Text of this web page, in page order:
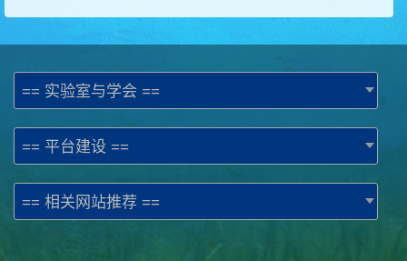
== 实验室与学会 ==
== 平台建设 ==
== 相关网站推荐 ==